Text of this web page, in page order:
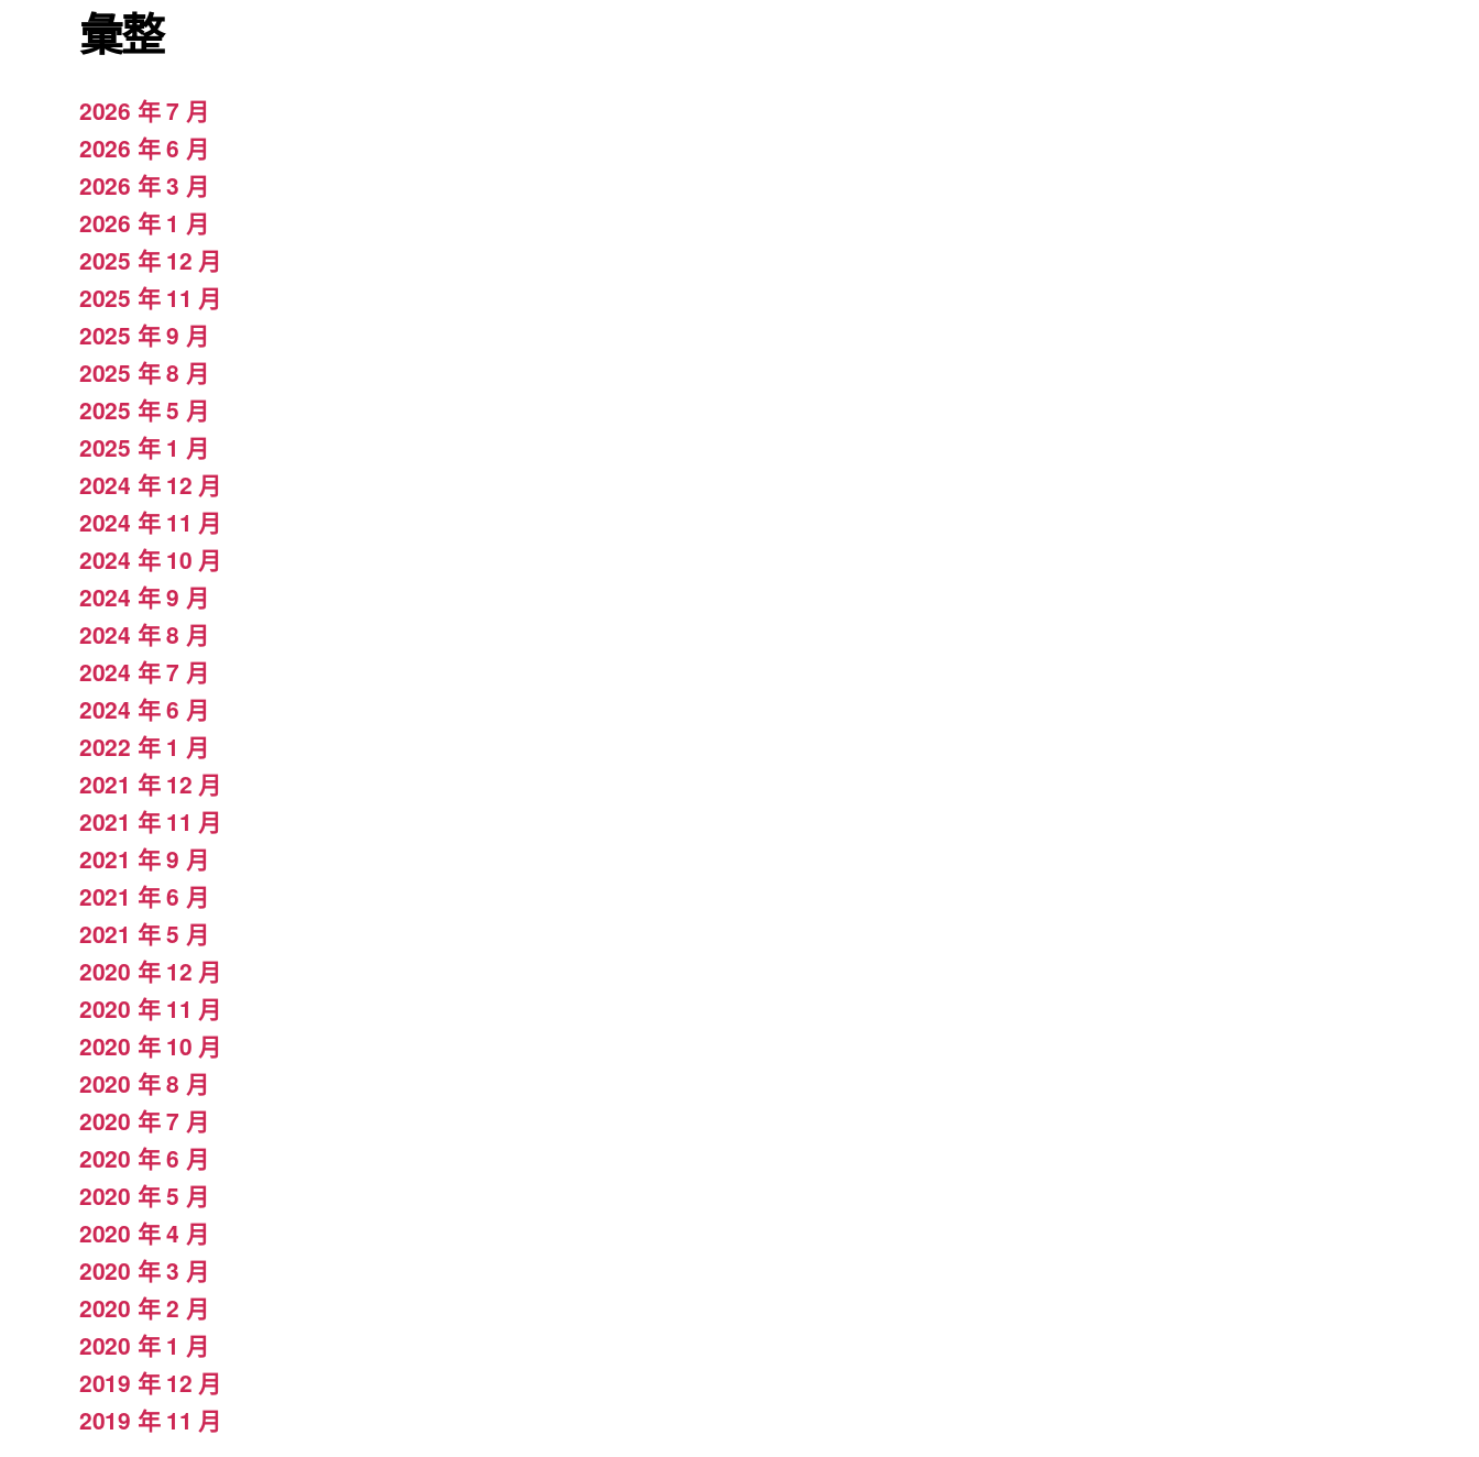
彙整
2026 年 7 月
2026 年 6 月
2026 年 3 月
2026 年 1 月
2025 年 12 月
2025 年 11 月
2025 年 9 月
2025 年 8 月
2025 年 5 月
2025 年 1 月
2024 年 12 月
2024 年 11 月
2024 年 10 月
2024 年 9 月
2024 年 8 月
2024 年 7 月
2024 年 6 月
2022 年 1 月
2021 年 12 月
2021 年 11 月
2021 年 9 月
2021 年 6 月
2021 年 5 月
2020 年 12 月
2020 年 11 月
2020 年 10 月
2020 年 8 月
2020 年 7 月
2020 年 6 月
2020 年 5 月
2020 年 4 月
2020 年 3 月
2020 年 2 月
2020 年 1 月
2019 年 12 月
2019 年 11 月